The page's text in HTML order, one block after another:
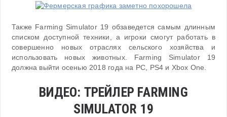
Также Farming Simulator 19 обзаведется самым длинным
списком доступной техники, а игроки смогут работать в
совершенно новых отраслях сельского хозяйства и
использовать новых животных. Farming Simulator 19
должна выйти осенью 2018 года на PC, PS4 и Xbox One.
ВИДЕО: ТРЕЙЛЕР FARMING
SIMULATOR 19